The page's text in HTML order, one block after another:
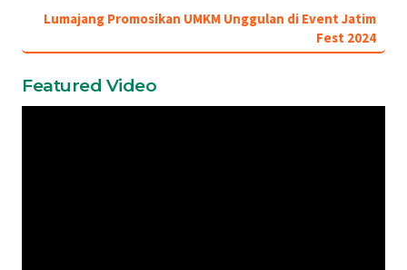
Lumajang Promosikan UMKM Unggulan di Event Jatim
Fest 2024
Featured Video